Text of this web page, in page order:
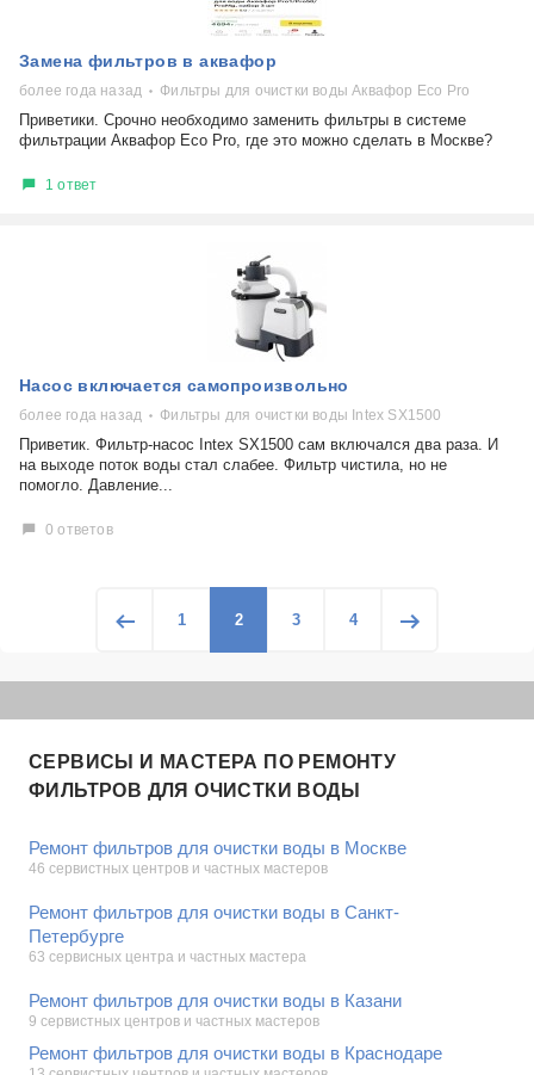
Замена фильтров в аквафор
более года назад Фильтры для очистки воды Аквафор Eco Pro
Приветики. Срочно необходимо заменить фильтры в системе
фильтрации Аквафор Eco Pro, где это можно сделать в Москве?
1 ответ
Насос включается самопроизвольно
более года назад Фильтры для очистки воды Intex SX1500
Приветик. Фильтр-насос Intex SX1500 сам включался два раза. И
на выходе поток воды стал слабее. Фильтр чистила, но не
помогло. Давление...
0 ответов
1 2 3 4
СЕРВИСЫ И МАСТЕРА ПО РЕМОНТУ
ФИЛЬТРОВ ДЛЯ ОЧИСТКИ ВОДЫ
Ремонт фильтров для очистки воды в Москве
46 сервистных центров и частных мастеров
Ремонт фильтров для очистки воды в Санкт-
Петербурге
63 сервисных центра и частных мастера
Ремонт фильтров для очистки воды в Казани
9 сервистных центров и частных мастеров
Ремонт фильтров для очистки воды в Краснодаре